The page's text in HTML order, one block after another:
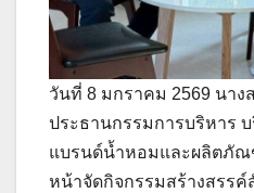
วันที่ 8 มกราคม 2569 นาง
ประธานกรรมการบริหาร
แบรนด์น้ำหอมและผลิตภัณ
หน้าจัดกิจกรรมสร้างสรรค์